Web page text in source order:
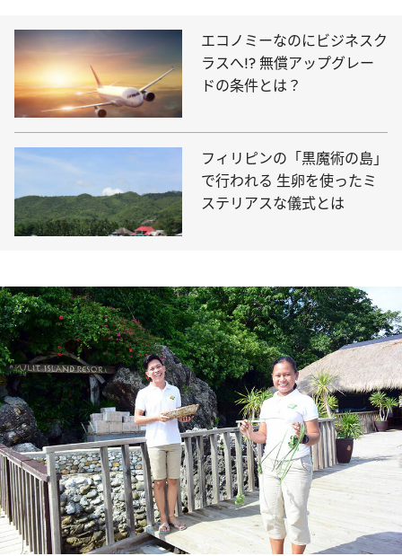
エコノミーなのにビジネスク
ラスへ!? 無償アップグレー
ドの条件とは？
フィリピンの「黒魔術の島」
で行われる 生卵を使ったミ
ステリアスな儀式とは